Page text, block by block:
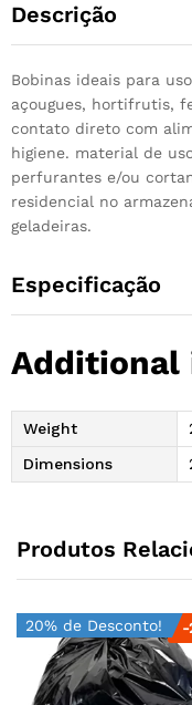
Descrição
Bobinas ideais para
açougues, hortifrutis,
contato direto com
higiene. material de
perfurantes e/ou
residencial no
geladeiras.
Especificação
Additional
Weight
Dimensions
Produtos
20% de Desconto! -